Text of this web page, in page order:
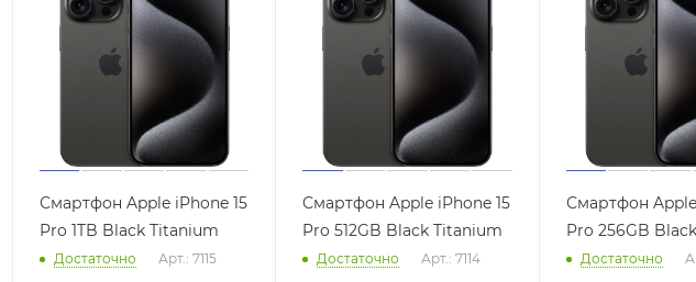
Смартфон Apple iPhone 15
Pro 1TB Black Titanium
Достаточно Арт.: 7115
Смартфон Apple iPhone 15
Pro 512GB Black Titanium
Достаточно Арт.: 7114
Смартфон
Pro 256GB
Достаточно